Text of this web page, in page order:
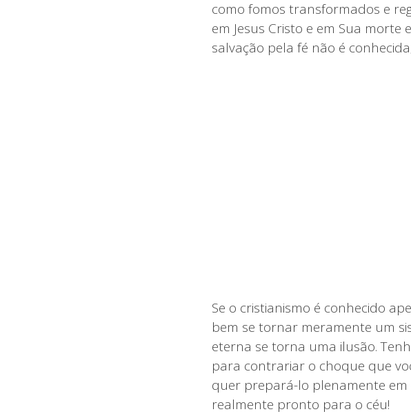
como fomos transformados e
em Jesus Cristo e em Sua
salvação pela fé não é
Se o cristianismo é conhecido
bem se tornar meramente um
eterna se torna uma ilusão.
para contrariar o choque que
quer prepará-lo plenamente em
realmente pronto para o céu!